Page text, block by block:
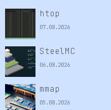
htop
07.08.2026
SteelMC
06.08.2026
mmap
05.08.2026